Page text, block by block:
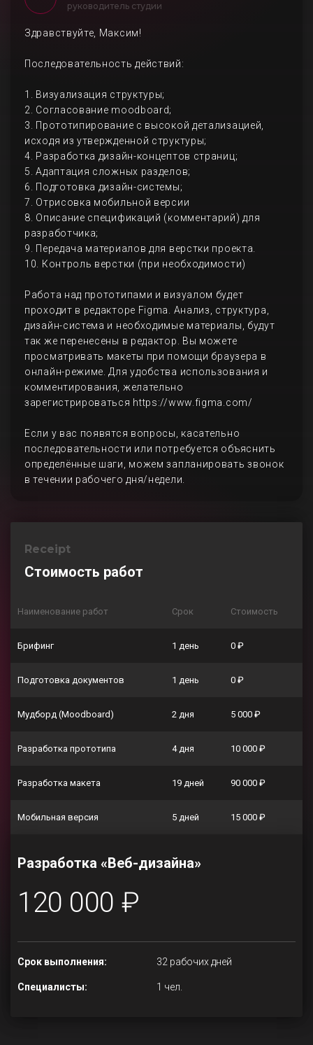
руководитель студии
Здравствуйте, Максим!
Последовательность действий:
1. Визуализация структуры;
2. Согласование moodboard;
3. Прототипирование с высокой детализацией,
исходя из утвержденной структуры;
4. Разработка дизайн-концептов страниц;
5. Адаптация сложных разделов;
6. Подготовка дизайн-системы;
7. Отрисовка мобильной версии
8. Описание спецификаций (комментарий) для
разработчика;
9. Передача материалов для верстки проекта.
10. Контроль верстки (при необходимости)
Работа над прототипами и визуалом будет
проходит в редакторе Figma. Анализ, структура,
дизайн-система и необходимые материалы, будут
так же перенесены в редактор. Вы можете
просматривать макеты при помощи браузера в
онлайн-режиме. Для удобства использования и
комментирования, желательно
зарегистрироваться https://www.figma.com/
Если у вас появятся вопросы, касательно
последовательности или потребуется объяснить
определённые шаги, можем запланировать звонок
в течении рабочего дня/недели.
Receipt
Стоимость работ
Наименование работ Срок Стоимость
Брифинг 1 день 0 ₽
Подготовка документов 1 день 0 ₽
Мудборд (Moodboard) 2 дня 5 000 ₽
Разработка прототипа 4 дня 10 000 ₽
Разработка макета 19 дней 90 000 ₽
Мобильная версия 5 дней 15 000 ₽
Разработка «Веб-дизайна»
120 000 ₽
Срок выполнения: 32 рабочих дней
Специалисты: 1 чел.